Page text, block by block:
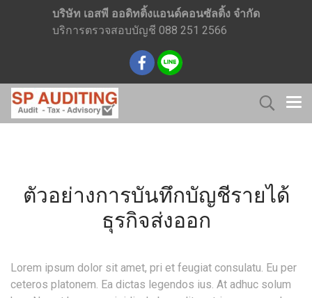
บริษัท เอสพี ออดิทติ้งแอนด์คอนซัลติ้ง จำกัด
บริการตรวจสอบบัญชี 088 251 2566
ตัวอย่างการบันทึกบัญชีรายได้
ธุรกิจส่งออก
Lorem ipsum dolor sit amet, pri et feugiat consulatu. Eu per
ceteros platonem. Ea dictas legendos ius. At adhuc solum